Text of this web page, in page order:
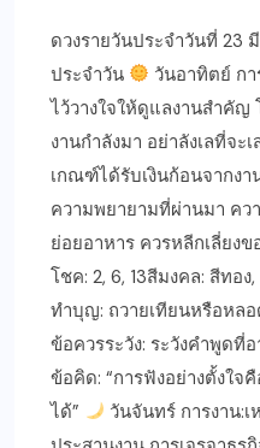
ดวงรายวันประจำวันที่ 23
ประจำวัน
วันอาทิตย์ ก
ไว้วางใจให้ดูแลงานสำคัญ
งานกำลังมา อย่าลังเลที่จะ
เกณฑ์ได้รับเงินก้อนจากง
ความพยายามที่ผ่านมา คว
ย่อยอาหาร ควรหลีกเลี่ยง
โชค: 2, 6, 13สีมงคล: สีทอ
ทำบุญ: ถวายเทียนหรือหล
ข้อควรระวัง: ระวังคำพูดที่
ข้อคิด: “การฟังอย่างตั้งใ
ได้”
วันจันทร์ การงาน: